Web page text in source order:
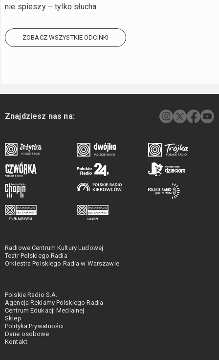
nie spieszy – tylko słucha.
ZOBACZ WSZYSTKIE ODCINKI
Znajdziesz nas na:
Radiowe Centrum Kultury Ludowej
Teatr Polskiego Radia
Orkiestra Polskiego Radia w Warszawie
Polskie Radio S.A.
Agencja Reklamy Polskiego Radia
Centrum Edukacji Medialnej
Sklep
Polityka Prywatności
Dane osobowe
Kontakt